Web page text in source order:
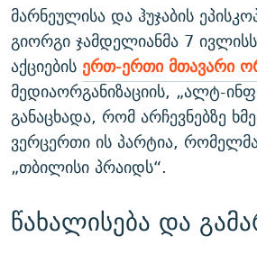
მარნეულისა და ჰუჯაბის
გიორგი ჯამდელიანმა 7
აქციების ერთ-ერთი მთავარი
მედიაორგანიზაციის, „ალტ-
განაცხადა, რომ არჩევნებზე
ვერცერთი ის პარტია,
„თბილისი პრაიდს“.
წახალისება და